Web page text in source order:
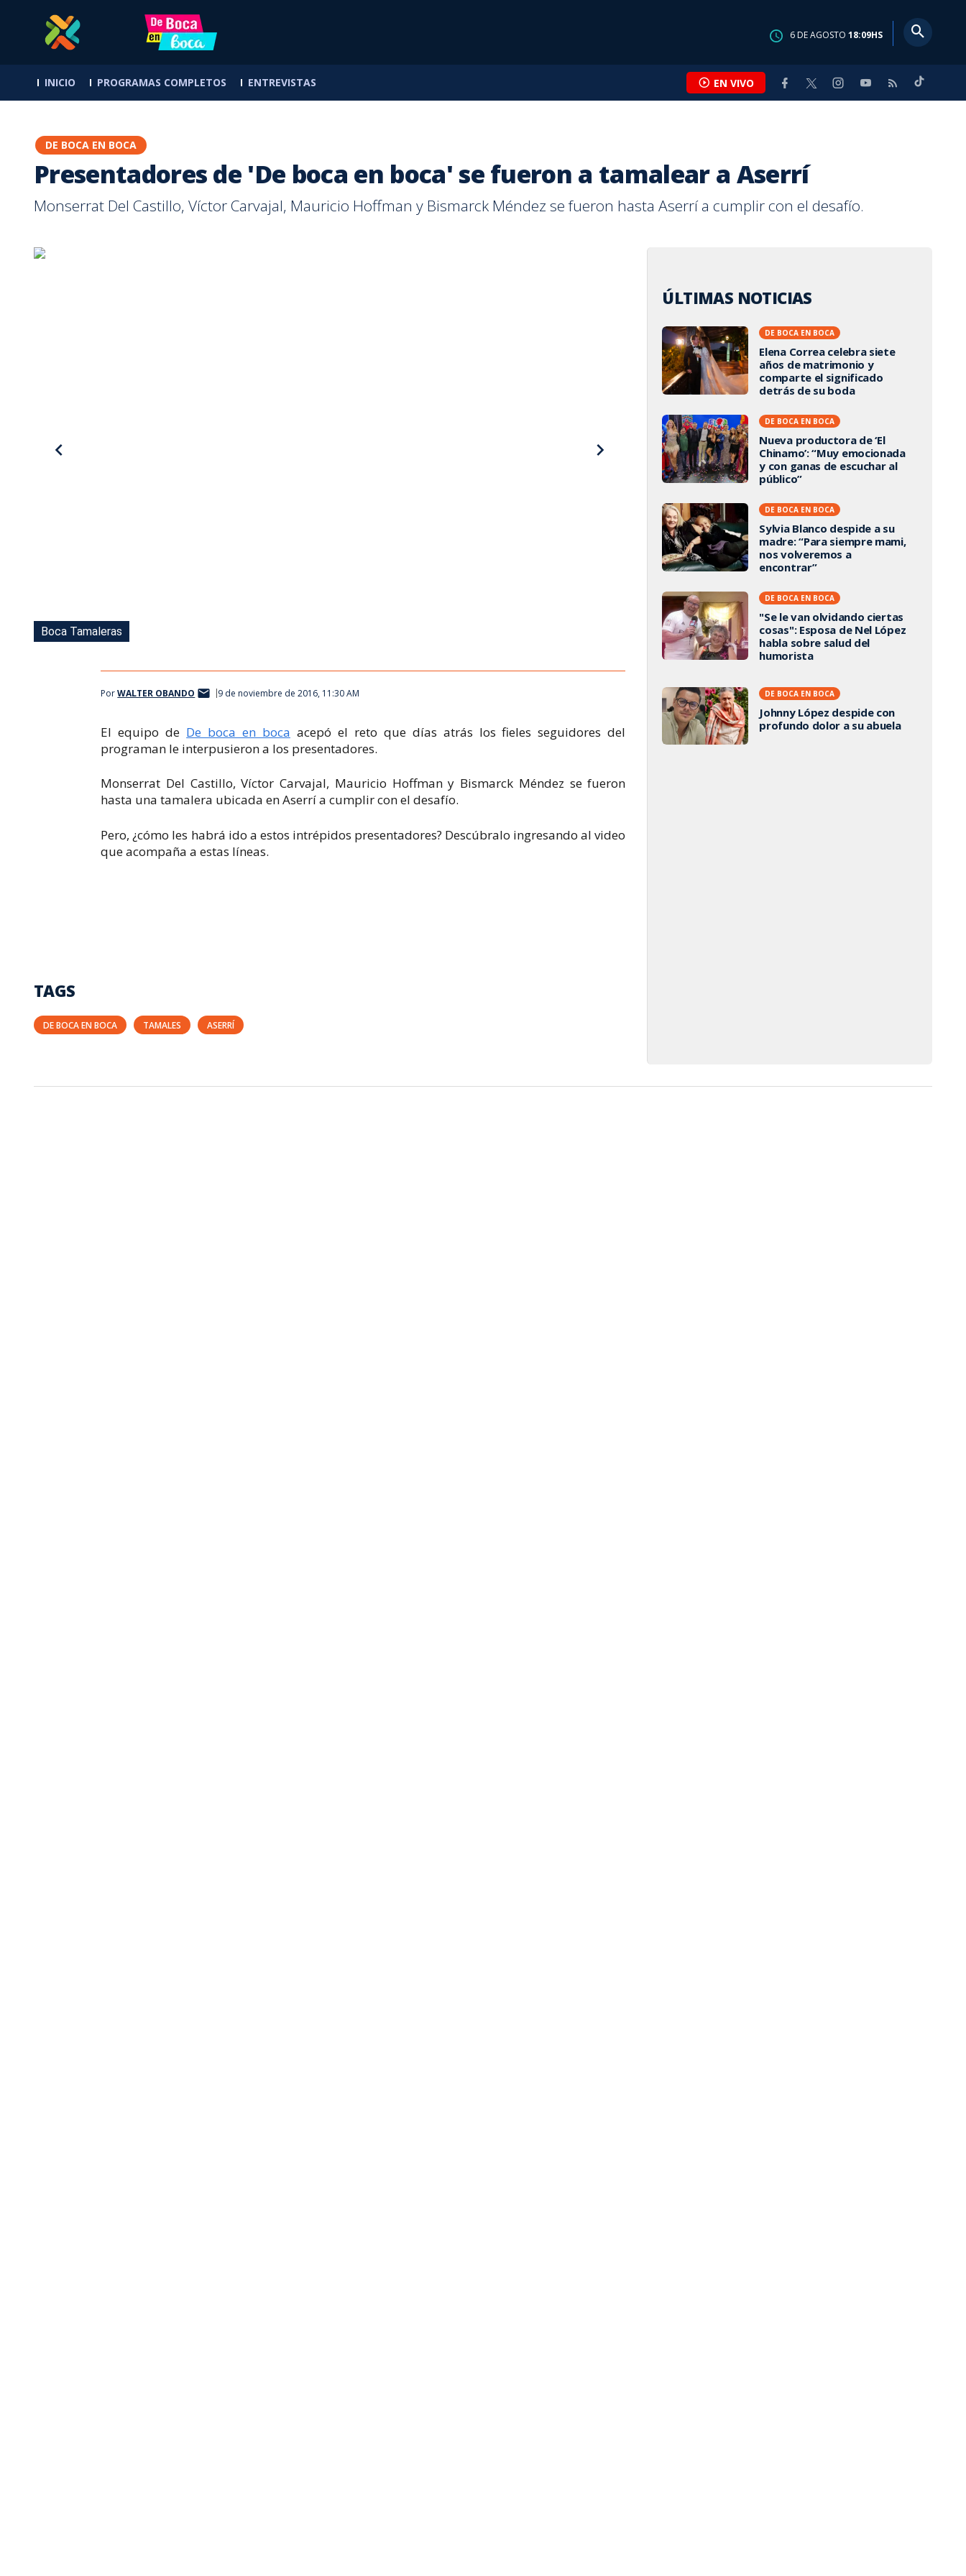
6 DEAGOSTO 18:09HS
INICIO PROGRAMAS COMPLETOS ENTREVISTAS EN VIVO
DE BOCA EN BOCA
Presentadores de 'De boca en boca' se fueron a tamalear a Aserrí
Monserrat Del Castillo, Víctor Carvajal, Mauricio Hoffman y Bismarck Méndez se fueron hasta Aserrí a cumplir con el desafío.
Boca Tamaleras
PorWALTER OBANDO 9 de noviembre de 2016, 11:30 AM
El equipo de De boca en boca acepó el reto que días atrás los fieles seguidores del
programan le interpusieron a los presentadores.
Monserrat Del Castillo, Víctor Carvajal, Mauricio Hoffman y Bismarck Méndez se fueron
hasta una tamalera ubicada en Aserrí a cumplir con el desafío.
Pero, ¿cómo les habrá ido a estos intrépidos presentadores? Descúbralo ingresando al video
que acompaña a estas líneas.
TAGS
DE BOCA EN BOCA TAMALES ASERRÍ
ÚLTIMAS NOTICIAS
DE BOCA EN BOCA
Elena Correa celebra siete
años de matrimonio y
comparte el significado
detrás de su boda
DE BOCA EN BOCA
Nueva productora de ‘El
Chinamo’: “Muy emocionada
y con ganas de escuchar al
público”
DE BOCA EN BOCA
Sylvia Blanco despide a su
madre: “Para siempre mami,
nos volveremos a
encontrar”
DE BOCA EN BOCA
"Se le van olvidando ciertas
cosas": Esposa de Nel López
habla sobre salud del
humorista
DE BOCA EN BOCA
Johnny López despide con
profundo dolor a su abuela